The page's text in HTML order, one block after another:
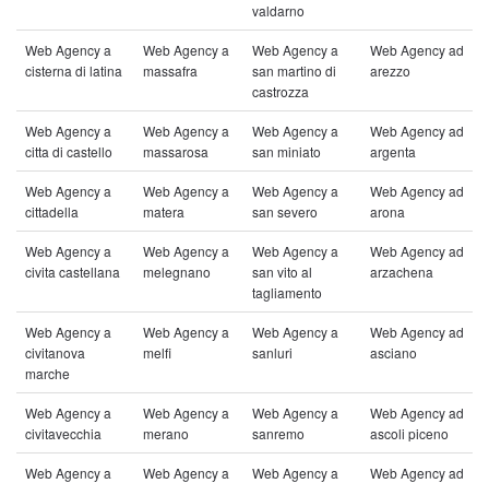
valdarno
Web Agency a
cisterna di latina
Web Agency a
massafra
Web Agency a
san martino di
castrozza
Web Agency ad
arezzo
Web Agency a
citta di castello
Web Agency a
massarosa
Web Agency a
san miniato
Web Agency ad
argenta
Web Agency a
cittadella
Web Agency a
matera
Web Agency a
san severo
Web Agency ad
arona
Web Agency a
civita castellana
Web Agency a
melegnano
Web Agency a
san vito al
tagliamento
Web Agency ad
arzachena
Web Agency a
civitanova
marche
Web Agency a
melfi
Web Agency a
sanluri
Web Agency ad
asciano
Web Agency a
civitavecchia
Web Agency a
merano
Web Agency a
sanremo
Web Agency ad
ascoli piceno
Web Agency a
Web Agency a
Web Agency a
Web Agency ad